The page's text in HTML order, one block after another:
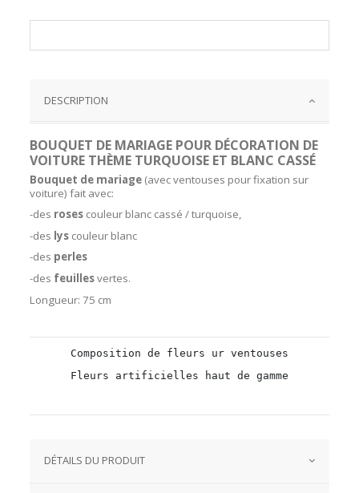
DESCRIPTION
BOUQUET DE MARIAGE POUR DÉCORATION DE
VOITURE THÈME TURQUOISE ET BLANC CASSÉ
Bouquet de mariage (avec ventouses pour fixation sur
voiture) fait avec:
-des roses couleur blanc cassé / turquoise,
-des lys couleur blanc
-des perles
-des feuillesvertes.
Longueur: 75 cm
Composition de fleurs ur ventouses
Fleurs artificielles haut de gamme
DÉTAILS DU PRODUIT